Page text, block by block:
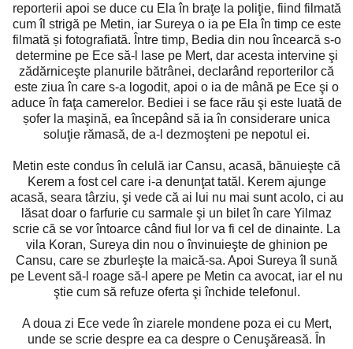
reporterii apoi se duce cu Ela în braţe la poliţie, fiind filmată
cum îl strigă pe Metin, iar Sureya o ia pe Ela în timp ce este
filmată și fotografiată. Între timp, Bedia din nou încearcă s-o
determine pe Ece să-l lase pe Mert, dar acesta intervine şi
zădărniceşte planurile bătrânei, declarând reporterilor că
este ziua în care s-a logodit, apoi o ia de mână pe Ece şi o
aduce în faţa camerelor. Bediei i se face rău şi este luată de
șofer la maşină, ea începând să ia în considerare unica
soluţie rămasă, de a-l dezmoşteni pe nepotul ei.
Metin este condus în celulă iar Cansu, acasă, bănuieşte că
Kerem a fost cel care i-a denunţat tatăl. Kerem ajunge
acasă, seara târziu, şi vede că ai lui nu mai sunt acolo, ci au
lăsat doar o farfurie cu sarmale şi un bilet în care Yilmaz
scrie că se vor întoarce când fiul lor va fi cel de dinainte. La
vila Koran, Sureya din nou o învinuieşte de ghinion pe
Cansu, care se zburleşte la maică-sa. Apoi Sureya îl sună
pe Levent să-l roage să-l apere pe Metin ca avocat, iar el nu
ştie cum să refuze oferta şi închide telefonul.
A doua zi Ece vede în ziarele mondene poza ei cu Mert,
unde se scrie despre ea ca despre o Cenuşăreasă. În